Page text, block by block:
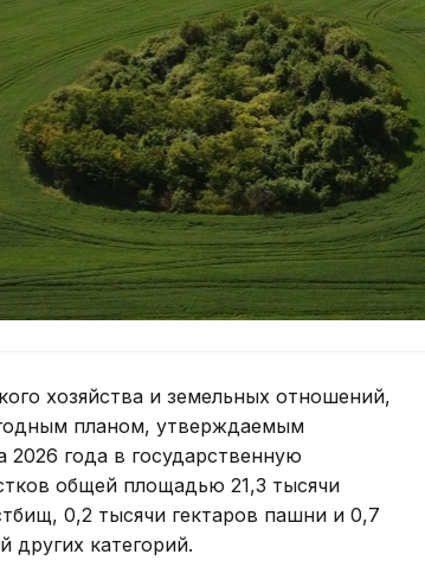
хозяйства и земельных отношений,
планом, утверждаемым
2026 года в государственную
общей площадью 21,3 тысячи
0,2 тысячи гектаров пашни и 0,7
других категорий.